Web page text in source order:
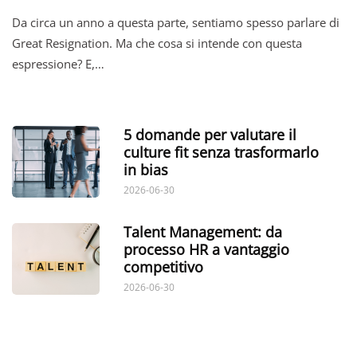
Da circa un anno a questa parte, sentiamo spesso parlare di
Great Resignation. Ma che cosa si intende con questa
espressione? E,…
5 domande per valutare il
culture fit senza trasformarlo
in bias
2026-06-30
Talent Management: da
processo HR a vantaggio
competitivo
2026-06-30